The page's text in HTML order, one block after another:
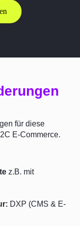
für diese
E-Commerce.
z.B. mit
DXP (CMS & E-